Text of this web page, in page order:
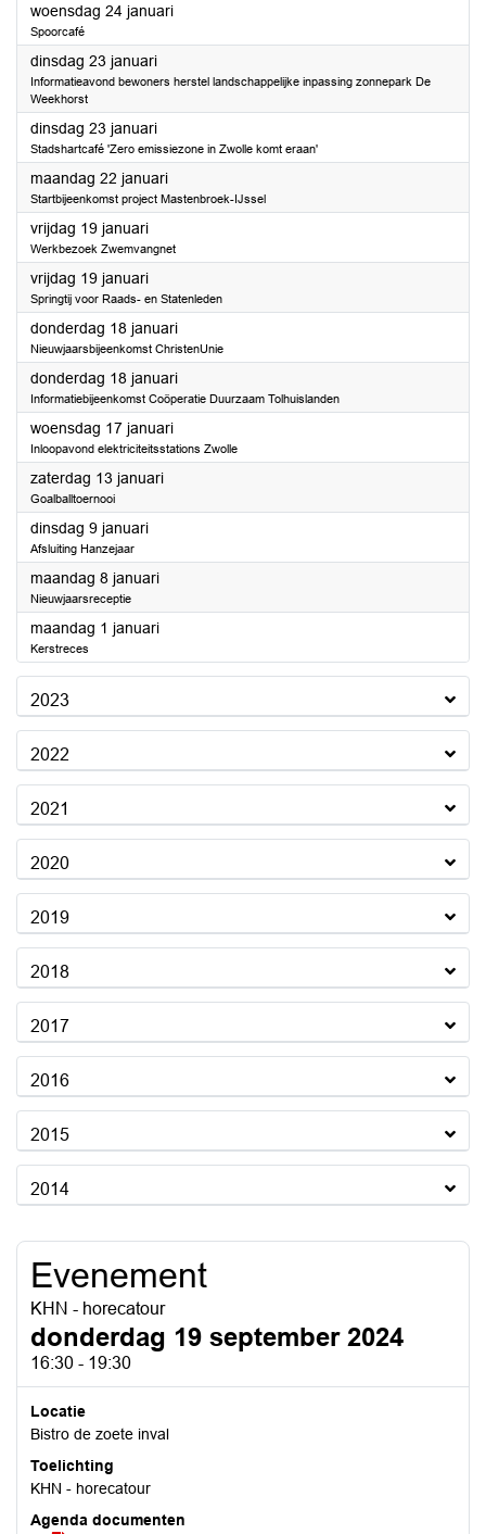
woensdag 24 januari2024
Spoorcafé
dinsdag 23 januari2024
Informatieavond bewoners herstel landschappelijke inpassing zonnepark De
Weekhorst
dinsdag 23 januari2024
Stadshartcafé 'Zero emissiezone in Zwolle komt eraan'
maandag 22 januari2024
Startbijeenkomst project Mastenbroek-IJssel
vrijdag 19 januari2024
Werkbezoek Zwemvangnet
vrijdag 19 januari2024
Springtij voor Raads- en Statenleden
donderdag 18 januari2024
Nieuwjaarsbijeenkomst ChristenUnie
donderdag 18 januari2024
Informatiebijeenkomst Coöperatie Duurzaam Tolhuislanden
woensdag 17 januari2024
Inloopavond elektriciteitsstations Zwolle
zaterdag 13 januari2024
Goalballtoernooi
dinsdag 9 januari2024
Afsluiting Hanzejaar
maandag 8 januari2024
Nieuwjaarsreceptie
maandag 1 januari2024
Kerstreces
2023
2022
2021
2020
2019
2018
2017
2016
2015
2014
Evenement
KHN - horecatour
donderdag 19 september 2024
16:30 - 19:30
Locatie
Bistro de zoete inval
Toelichting
KHN - horecatour
Agenda documenten